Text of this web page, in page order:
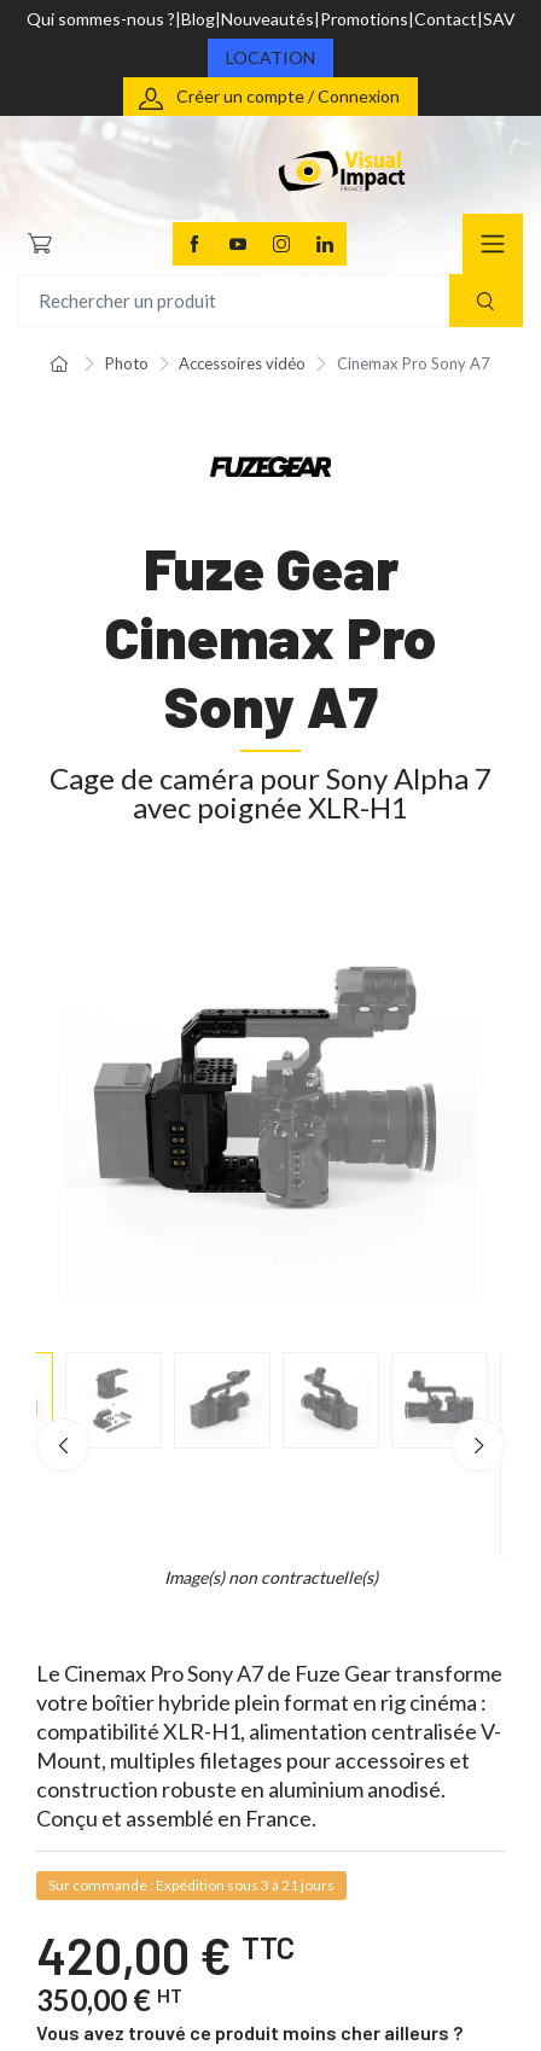
Qui sommes-nous ? Blog Nouveautés Promotions Contact SAV
LOCATION
Créer un compte / Connexion
Photo Accessoires vidéo Cinemax Pro Sony A7
Fuze Gear
Cinemax Pro
Sony A7
Cage de caméra pour Sony Alpha 7
avec poignée XLR-H1
Image(s) non contractuelle(s)
Le Cinemax Pro Sony A7 de Fuze Gear transforme
votre boîtier hybride plein format en rig cinéma :
compatibilité XLR-H1, alimentation centralisée V-
Mount, multiples filetages pour accessoires et
construction robuste en aluminium anodisé.
Conçu et assemblé en France.
Sur commande : Expédition sous 3 à 21 jours
420,00 € TTC
350,00 € HT
Vous avez trouvé ce produit moins cher ailleurs ?